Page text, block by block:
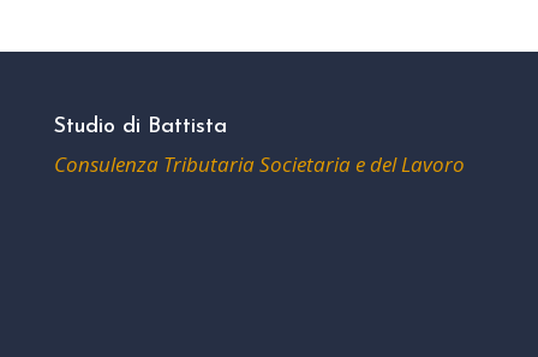
Studio di Battista
Consulenza Tributaria Societaria e del Lavoro